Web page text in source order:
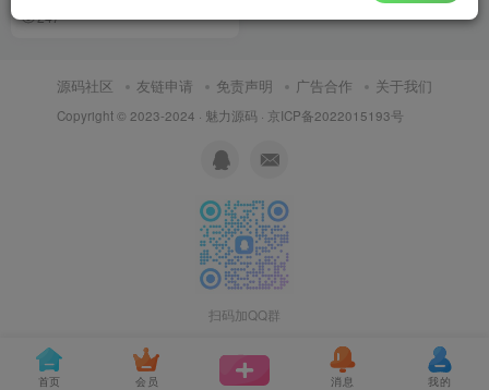
247
源码社区 友链申请 免责声明 广告合作 关于我们
Copyright © 2023-2024 · 魅力源码 · 京ICP备2022015193号
扫码加QQ群
首页 会员 消息 我的